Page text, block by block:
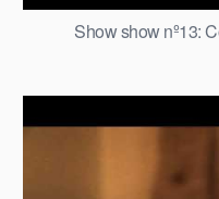
Show show nº13: